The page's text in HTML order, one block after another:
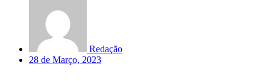
Redação
28 de Março, 2023